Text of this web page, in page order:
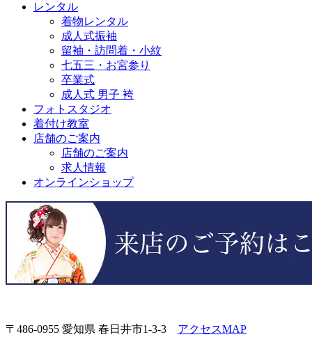
レンタル
着物レンタル
成人式振袖
留袖・訪問着・小紋
七五三・お宮参り
卒業式
成人式 男子 袴
フォトスタジオ
着付け教室
店舗のご案内
店舗のご案内
求人情報
オンラインショップ
〒486-0955 愛知県 春日井市1-3-3 アクセスMAP